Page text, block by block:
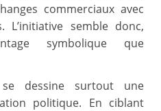
commerciaux avec
L’initiative semble donc,
symbolique que
dessine surtout une
politique. En ciblant